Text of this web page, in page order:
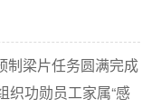
制梁片任务圆满完成
织功勋员工家属“感